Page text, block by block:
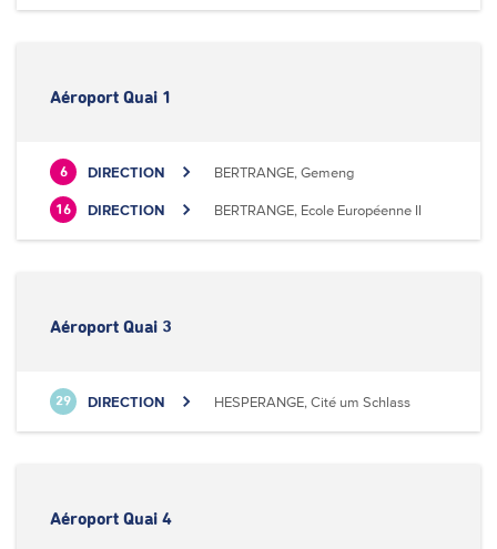
Aéroport Quai 1
6 DIRECTION BERTRANGE, Gemeng
16 DIRECTION BERTRANGE, Ecole Européenne II
Aéroport Quai 3
29 DIRECTION HESPERANGE, Cité um Schlass
Aéroport Quai 4